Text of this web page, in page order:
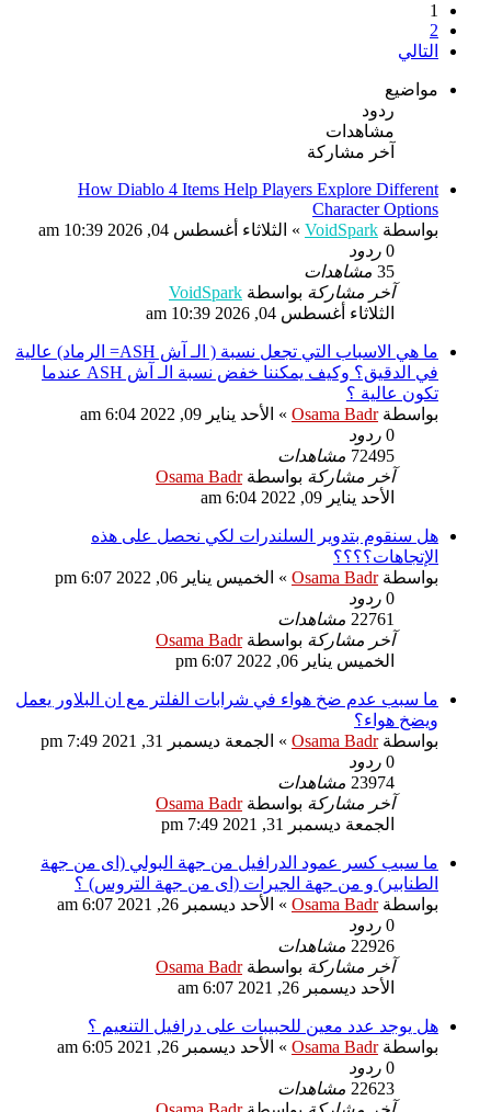
1
2
التالي
مواضيع
ردود
مشاهدات
آخر مشاركة
How Diablo 4 Items Help Players Explore Different
Character Options
بواسطة VoidSpark
» الثلاثاء أغسطس 04, 2026 10:39 am
0 ردود
35 مشاهدات
آخر مشاركة بواسطة VoidSpark
الثلاثاء أغسطس 04, 2026 10:39 am
ما هي الاسباب التي تجعل نسبة ( الـ آش ASH= الرماد) عالية
في الدقيق؟ وكيف يمكننا خفض نسبة الـ آش ASH عندما
تكون عالية ؟
بواسطةOsama Badr
» الأحد يناير 09, 2022 6:04 am
0 ردود
72495 مشاهدات
آخر مشاركة بواسطةOsama Badr
الأحد يناير 09, 2022 6:04 am
هل سنقوم بتدوير السلندرات لكي نحصل على هذه
الإتجاهات؟؟؟؟
بواسطةOsama Badr
» الخميس يناير 06, 2022 6:07 pm
0 ردود
22761 مشاهدات
آخر مشاركة بواسطةOsama Badr
الخميس يناير 06, 2022 6:07 pm
ما سبب عدم ضخ هواء في شرابات الفلتر مع ان البلاور يعمل
ويضخ هواء؟
بواسطةOsama Badr
» الجمعة ديسمبر 31, 2021 7:49 pm
0 ردود
23974 مشاهدات
آخر مشاركة بواسطةOsama Badr
الجمعة ديسمبر 31, 2021 7:49 pm
ما سبب كسر عمود الدرافيل من جهة البولي (اى من جهة
الطنابير) و من جهة الجيرات (اى من جهة التروس) ؟
بواسطةOsama Badr
» الأحد ديسمبر 26, 2021 6:07 am
0 ردود
22926 مشاهدات
آخر مشاركة بواسطةOsama Badr
الأحد ديسمبر 26, 2021 6:07 am
هل يوجد عدد معين للحبيبات على درافيل التنعيم ؟
بواسطةOsama Badr
» الأحد ديسمبر 26, 2021 6:05 am
0 ردود
22623 مشاهدات